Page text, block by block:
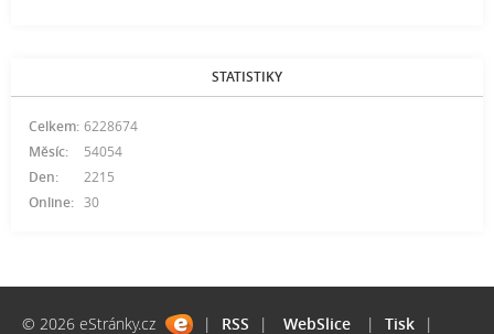
STATISTIKY
Online: 30
Celkem: 6228674
Měsíc:
54054
Den:
2215
© 2026 eStránky.cz | RSS | WebSlice | Tisk |